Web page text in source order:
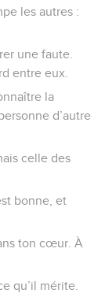
les autres :
une faute.
entre eux.
la
d’autre
celle des
bonne, et
ton cœur. À
qu’il mérite.